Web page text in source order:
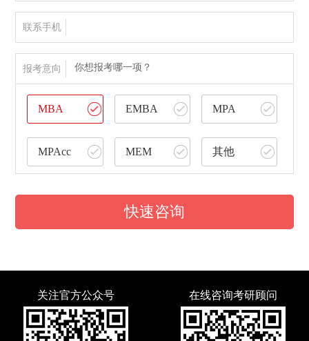
联系手机
报考意向 你想报考哪一项？
MBA EMBA MPA
MPAcc MEM 其他
快速咨询
关注官方公众号 在线咨询考研顾问